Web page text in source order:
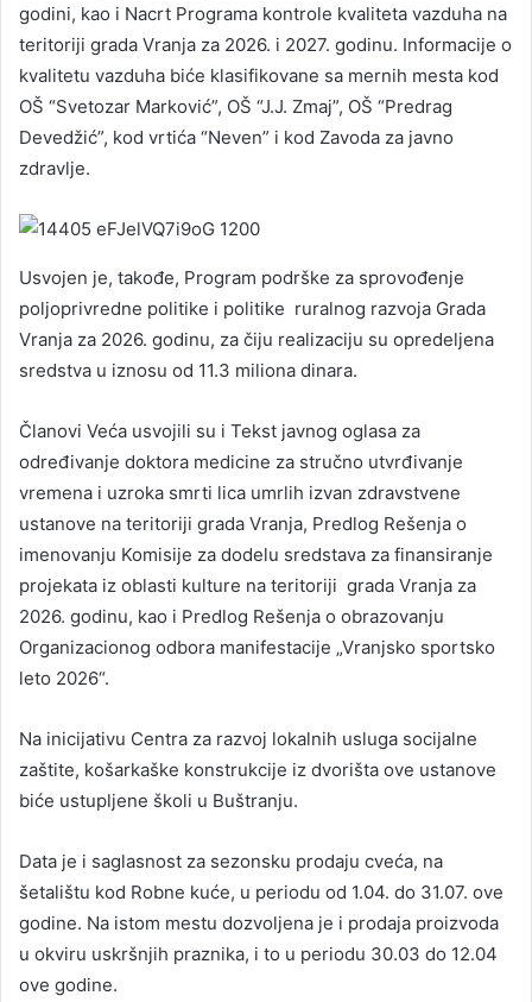
godini, kao i Nacrt Programa kontrole kvaliteta vazduha na
teritoriji grada Vranja za 2026. i 2027. godinu. Informacije o
kvalitetu vazduha biće klasifikovane sa mernih mesta kod
OŠ “Svetozar Marković”, OŠ “J.J. Zmaj”, OŠ “Predrag
Devedžić”, kod vrtića “Neven” i kod Zavoda za javno
zdravlje.
Usvojen je, takođe, Program podrške za sprovođenje
poljoprivredne politike i politike ruralnog razvoja Grada
Vranja za 2026. godinu, za čiju realizaciju su opredeljena
sredstva u iznosu od 11.3 miliona dinara.
Članovi Veća usvojili su i Tekst javnog oglasa za
određivanje doktora medicine za stručno utvrđivanje
vremena i uzroka smrti lica umrlih izvan zdravstvene
ustanove na teritoriji grada Vranja, Predlog Rešenja o
imenovanju Komisije za dodelu sredstava za finansiranje
projekata iz oblasti kulture na teritoriji grada Vranja za
2026. godinu, kao i Predlog Rešenja o obrazovanju
Organizacionog odbora manifestacije „Vranjsko sportsko
leto 2026“.
Na inicijativu Centra za razvoj lokalnih usluga socijalne
zaštite, košarkaške konstrukcije iz dvorišta ove ustanove
biće ustupljene školi u Buštranju.
Data je i saglasnost za sezonsku prodaju cveća, na
šetalištu kod Robne kuće, u periodu od 1.04. do 31.07. ove
godine. Na istom mestu dozvoljena je i prodaja proizvoda
u okviru uskršnjih praznika, i to u periodu 30.03 do 12.04
ove godine.